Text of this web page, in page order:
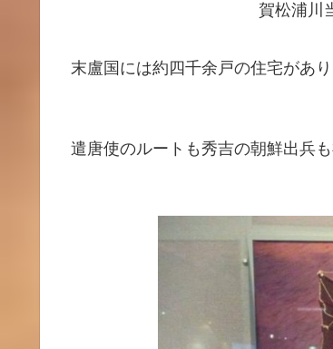
賀松浦川
末盧国には約四千余戸の住宅があ
遣唐使のルートも秀吉の朝鮮出兵